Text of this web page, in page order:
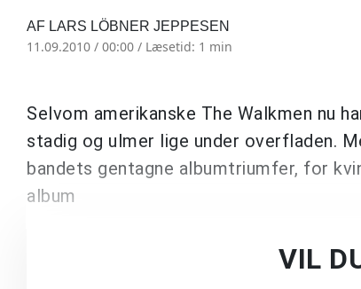
AF LARS LÖBNER JEPPESEN
11.09.2010 / 00:00 / Læsetid: 1 min
Selvom amerikanske The Walkmen nu
stadig og ulmer lige under overfladen.
bandets gentagne albumtriumfer, for
album
VIL